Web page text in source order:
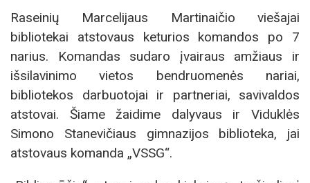
Raseinių Marcelijaus Martinaičio viešajai
bibliotekai atstovaus keturios komandos po 7
narius. Komandas sudaro įvairaus amžiaus ir
išsilavinimo vietos bendruomenės nariai,
bibliotekos darbuotojai ir partneriai, savivaldos
atstovai. Šiame žaidime dalyvaus ir Viduklės
Simono Stanevičiaus gimnazijos biblioteka, jai
atstovaus komanda „VSSG“.